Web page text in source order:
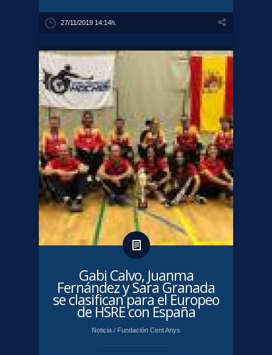
27/11/2019 14:14h.
Gabi Calvo, Juanma
Fernández y Sara Granada
se clasifican para el Europeo
de HSRE con España
Noticia / Fundación Cent Anys